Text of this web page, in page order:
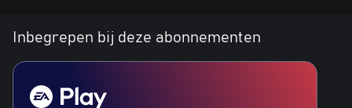
Inbegrepen bij deze abonnementen